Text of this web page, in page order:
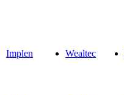
Implen Wealtec